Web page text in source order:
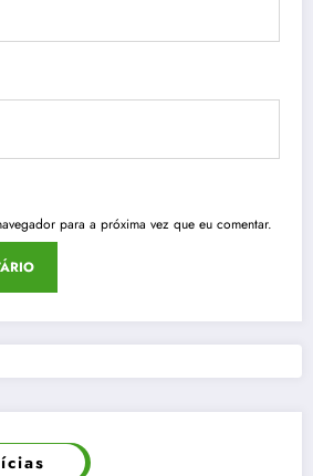
para a próxima vez que eu comentar.